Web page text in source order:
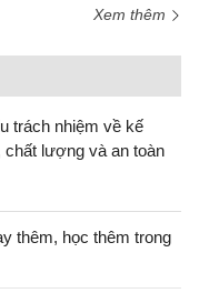
Xem thêm
trách nhiệm về kế
chất lượng và an toàn
thêm, học thêm trong